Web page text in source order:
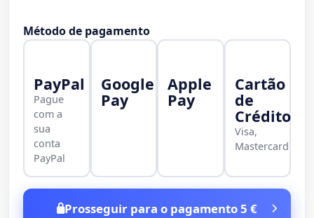
Método de pagamento
PayPal
Pague
com a
sua
conta
PayPal
Google
Pay
Apple
Pay
Cartão
de
Crédito
Visa,
Mastercard
Prosseguir para o pagamento 5 €